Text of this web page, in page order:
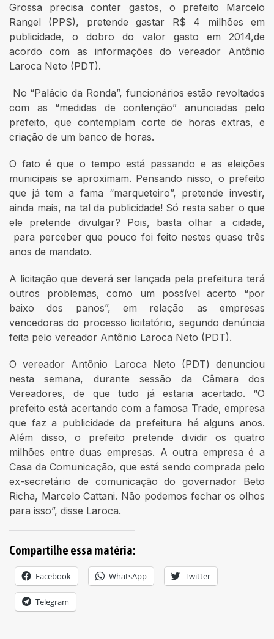
Grossa precisa conter gastos, o prefeito Marcelo
Rangel (PPS), pretende gastar R$ 4 milhões em
publicidade, o dobro do valor gasto em 2014,de
acordo com as informações do vereador Antônio
Laroca Neto (PDT).
No “Palácio da Ronda”, funcionários estão revoltados
com as “medidas de contenção” anunciadas pelo
prefeito, que contemplam corte de horas extras, e
criação de um banco de horas.
O fato é que o tempo está passando e as eleições
municipais se aproximam. Pensando nisso, o prefeito
que já tem a fama “marqueteiro”, pretende investir,
ainda mais, na tal da publicidade! Só resta saber o que
ele pretende divulgar? Pois, basta olhar a cidade,
para perceber que pouco foi feito nestes quase três
anos de mandato.
A licitação que deverá ser lançada pela prefeitura terá
outros problemas, como um possível acerto “por
baixo dos panos”, em relação as empresas
vencedoras do processo licitatório, segundo denúncia
feita pelo vereador Antônio Laroca Neto (PDT).
O vereador Antônio Laroca Neto (PDT) denunciou
nesta semana, durante sessão da Câmara dos
Vereadores, de que tudo já estaria acertado. “O
prefeito está acertando com a famosa Trade, empresa
que faz a publicidade da prefeitura há alguns anos.
Além disso, o prefeito pretende dividir os quatro
milhões entre duas empresas. A outra empresa é a
Casa da Comunicação, que está sendo comprada pelo
ex-secretário de comunicação do governador Beto
Richa, Marcelo Cattani. Não podemos fechar os olhos
para isso”, disse Laroca.
Compartilhe essa matéria:
Facebook WhatsApp Twitter
Telegram